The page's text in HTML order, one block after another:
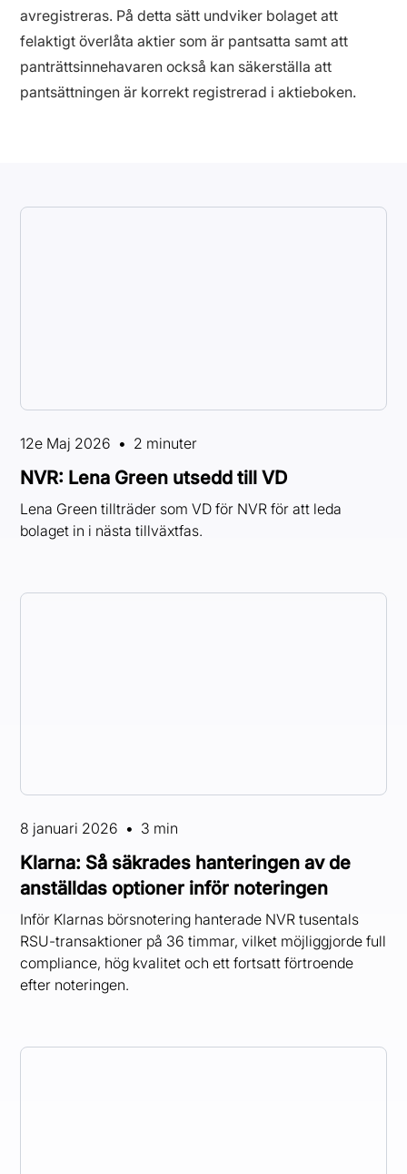
avregistreras. På detta sätt undviker bolaget att
felaktigt överlåta aktier som är pantsatta samt att
panträttsinnehavaren också kan säkerställa att
pantsättningen är korrekt registrerad i aktieboken.
12e Maj 2026 • 2 minuter
NVR: Lena Green utsedd till VD
Lena Green tillträder som VD för NVR för att leda
bolaget in i nästa tillväxtfas.
8 januari 2026 • 3 min
Klarna: Så säkrades hanteringen av de
anställdas optioner inför noteringen
Inför Klarnas börsnotering hanterade NVR tusentals
RSU-transaktioner på 36 timmar, vilket möjliggjorde full
compliance, hög kvalitet och ett fortsatt förtroende
efter noteringen.